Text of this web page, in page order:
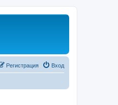
Вход
Регистрация